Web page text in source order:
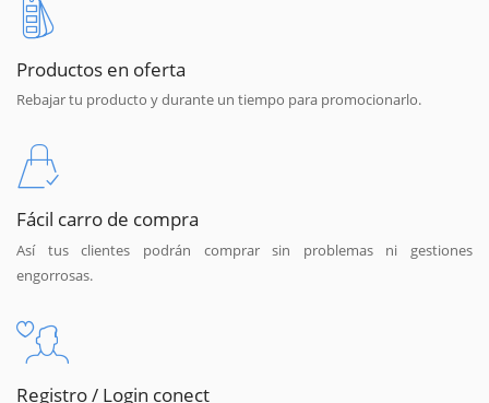
Productos en oferta
Rebajar tu producto y durante un tiempo para promocionarlo.
Fácil carro de compra
Así tus clientes podrán comprar sin problemas ni gestiones
engorrosas.
Registro / Login conect